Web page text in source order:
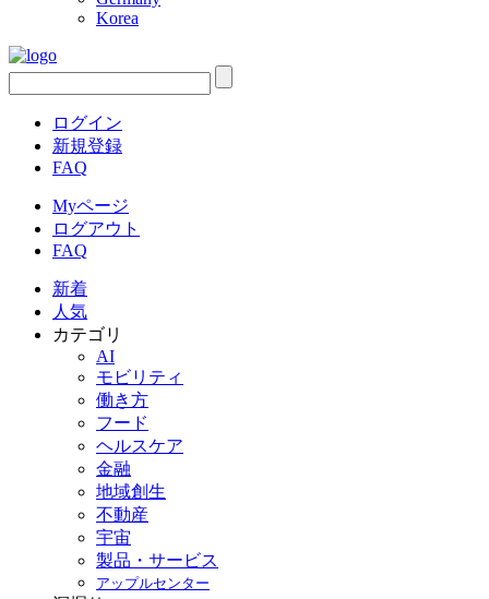
Korea
ログイン
新規登録
FAQ
Myページ
ログアウト
FAQ
新着
人気
カテゴリ
AI
モビリティ
働き方
フード
ヘルスケア
金融
地域創生
不動産
宇宙
製品・サービス
アップルセンター